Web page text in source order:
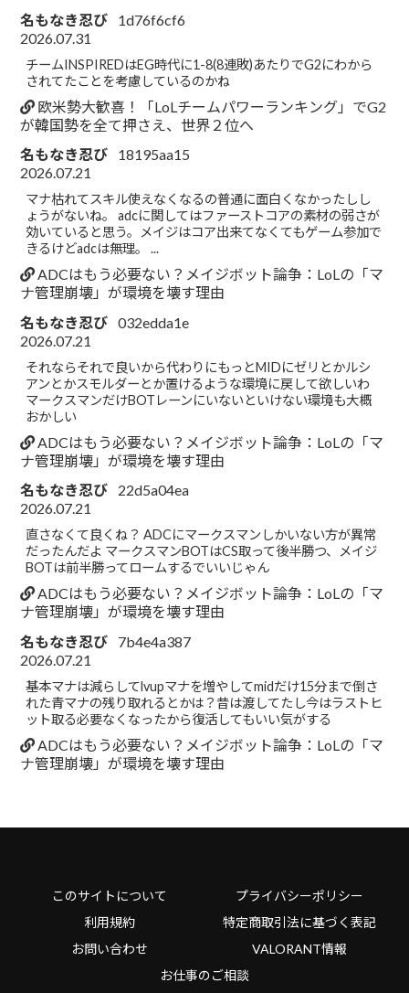
名もなき忍び
1d76f6cf6
2026.07.31
チームINSPIREDはEG時代に1-8(8連敗)あたりでG2にわから
されてたことを考慮しているのかね
欧米勢大歓喜！「LoLチームパワーランキング」でG2
が韓国勢を全て押さえ、世界２位へ
名もなき忍び
18195aa15
2026.07.21
マナ枯れてスキル使えなくなるの普通に面白くなかったしし
ょうがないね。 adcに関してはファーストコアの素材の弱さが
効いていると思う。メイジはコア出来てなくてもゲーム参加で
きるけどadcは無理。 ...
ADCはもう必要ない？メイジボット論争：LoLの「マ
ナ管理崩壊」が環境を壊す理由
名もなき忍び 032edda1e
2026.07.21
それならそれで良いから代わりにもっとMIDにゼリとかルシ
アンとかスモルダーとか置けるような環境に戻して欲しいわ
マークスマンだけBOTレーンにいないといけない環境も大概
おかしい
ADCはもう必要ない？メイジボット論争：LoLの「マ
ナ管理崩壊」が環境を壊す理由
名もなき忍び
22d5a04ea
2026.07.21
直さなくて良くね？ ADCにマークスマンしかいない方が異常
だったんだよ マークスマンBOTはCS取って後半勝つ、メイジ
BOTは前半勝ってロームするでいいじゃん
ADCはもう必要ない？メイジボット論争：LoLの「マ
ナ管理崩壊」が環境を壊す理由
名もなき忍び
7b4e4a387
2026.07.21
基本マナは減らしてlvupマナを増やしてmidだけ15分まで倒さ
れた青マナの残り取れるとかは？昔は渡してたし今はラストヒ
ット取る必要なくなったから復活してもいい気がする
ADCはもう必要ない？メイジボット論争：LoLの「マ
ナ管理崩壊」が環境を壊す理由
このサイトについて
プライバシーポリシー
利用規約
特定商取引法に基づく表記
お問い合わせ
VALORANT情報
お仕事のご相談